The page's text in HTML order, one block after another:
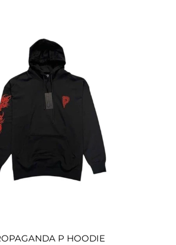
P HOODIE